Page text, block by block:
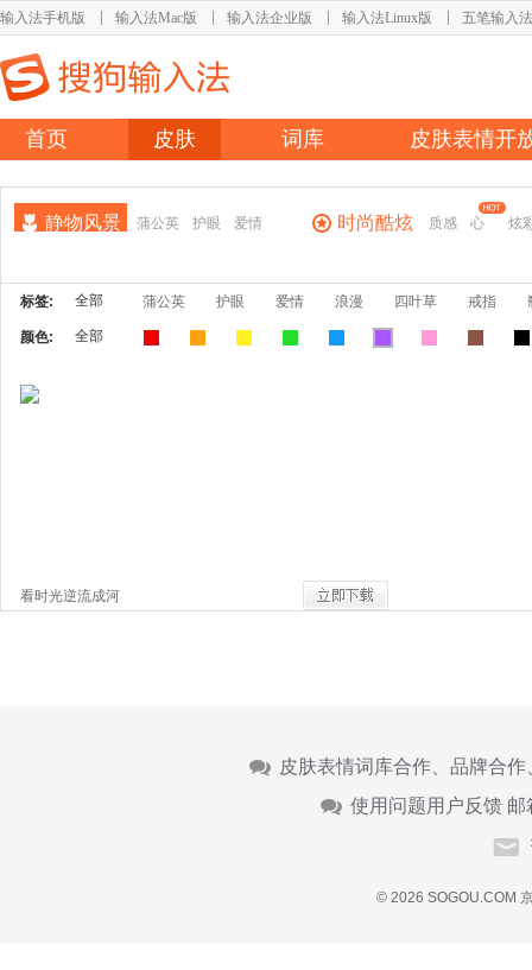
输入法手机版 输入法Mac版 输入法企业版 输入法Linux版 五笔输入法
首页 皮肤 词库 皮肤表情开
静物风景 蒲公英 护眼 爱情 时尚酷炫 质感 心 炫
标签: 全部 蒲公英 护眼 爱情 浪漫 四叶草 戒指
颜色: 全部
看时光逆流成河
皮肤表情词库合作、品牌合
使用问题用户反馈 邮
© 2026 SOGOU.COM